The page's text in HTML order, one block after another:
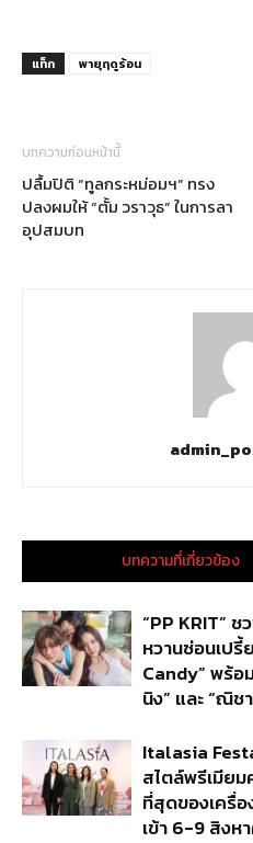
แท็ก พายุฤดูร้อน
บทความก่อนหน้านี้
ปลื้มปิติ “ทูลกระหม่อมฯ” ทรง
ปลงผมให้ “ตั้ม วราวุธ” ในการลา
อุปสมบท
บทความที่เกี่ยวข้อง
“PP KRIT”
หวานซ่อนเปรี้
Candy” พร้อ
นิง” และ “ณิช
Italasia
สไตล์พรีเมีย
ที่สุดของเครื่
เข้า 6-9 สิงห